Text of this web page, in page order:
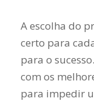
A escolha do
certo para
para o
com os
para impedir